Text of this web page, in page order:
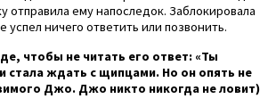
отправила ему напоследок. Заблокировала
успел ничего ответить или позвонить.
чтобы не читать его ответ: «Ты
стала ждать с щипцами. Но он опять не
Джо. Джо никто никогда не ловит)